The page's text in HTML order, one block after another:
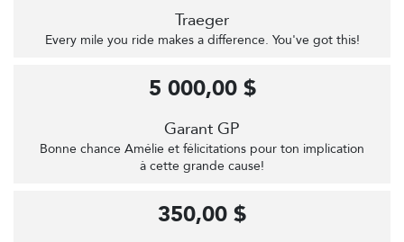
Traeger
Every mile you ride makes a difference. You've got this!
Garant GP
Bonne chance Amélie et félicitations pour ton implication
à cette grande cause!
5 000,00 $
350,00 $